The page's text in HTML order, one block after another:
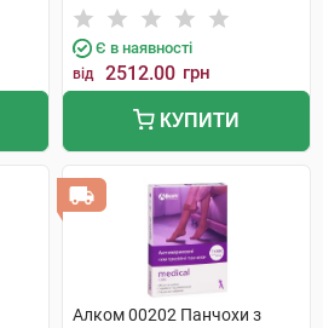
Є в наявності
від 2512.00 грн
КУПИТИ
Алком 00202 Панчохи з